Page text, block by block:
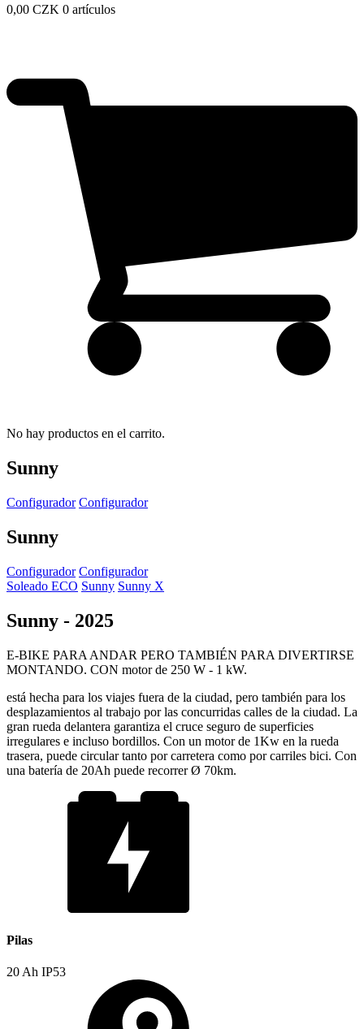
0,00 CZK 0 artículos
No hay productos en el carrito.
Sunny
Configurador Configurador
Sunny
Configurador Configurador
Soleado ECO Sunny Sunny X
Sunny - 2025
E-BIKE PARA ANDAR PERO TAMBIÉN PARA DIVERTIRSE
MONTANDO. CON motor de 250 W - 1 kW.
está hecha para los viajes fuera de la ciudad, pero también para los
desplazamientos al trabajo por las concurridas calles de la ciudad. La
gran rueda delantera garantiza el cruce seguro de superficies
irregulares e incluso bordillos. Con un motor de 1Kw en la rueda
trasera, puede circular tanto por carretera como por carriles bici. Con
una batería de 20Ah puede recorrer Ø 70km.
Pilas
20 Ah IP53